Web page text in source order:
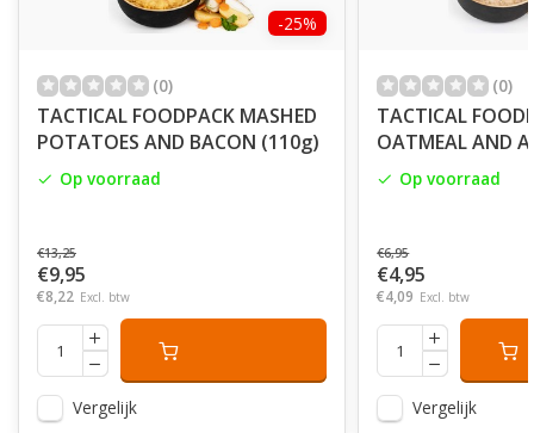
-25%
(0)
TACTICAL FOODPACK MASHED
POTATOES AND BACON (110g)
Op voorraad
€13,25
€9,95
€8,22 Excl. btw
Vergelijk
(0)
TACTICAL
OATMEAL AND
Op voorraad
€6,95
€4,95
€4,09 Excl. btw
Vergelijk